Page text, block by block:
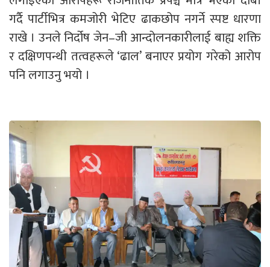
गर्दै पार्टीभित्र कमजोरी भेटिए ढाकछोप नगर्ने स्पष्ट धारणा
राखे । उनले निर्दोष जेन–जी आन्दोलनकारीलाई बाह्य शक्ति
र दक्षिणपन्थी तत्वहरूले ‘ढाल’ बनाएर प्रयोग गरेको आरोप
पनि लगाउनु भयो ।